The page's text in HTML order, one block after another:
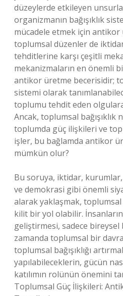
düzeylerde etkileyen
organizmanın bağışıklık
mücadele etmek için
toplumsal düzenler de
tehditlerine karşı çeşitli
mekanizmaların en önemli
antikor üretme becerisidir;
sistemi olarak
toplumu tehdit eden
Ancak, toplumsal bağışıklık
toplumda güç ilişkileri ve
işler, bu bağlamda antikor
mümkün olur?
Bu soruya, iktidar,
ve demokrasi gibi önemli
alarak yaklaşmak, toplumsal
kilit bir yol olabilir.
geliştirmesi, sadece bireysel
zamanda toplumsal bir
toplumsal bağışıklığı
yapılabileceklerin, gücün
katılımın rolünün önemini
Toplumsal Güç İlişkileri: